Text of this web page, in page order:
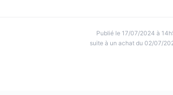
Publié le 17/07/2024 à
suite à un achat du 02/07/